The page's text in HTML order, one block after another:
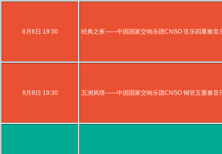
8月6日 19:30 经典之夜——中国国家交响乐团CNSO 弦乐四重奏音
8月8日 19:30 五洲风情——中国国家交响乐团CNSO 铜管五重奏音